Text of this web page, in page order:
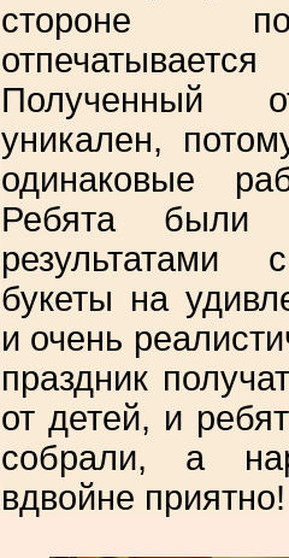
стороне
Полученный
уникален,
одинаковые
Ребята были
букеты на
и очень
праздник
от детей, и
собрали, а
вдвойне приятно!